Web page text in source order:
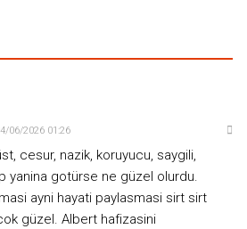
06/2026 01:26
cesur, nazik, koruyucu, saygili,
yanina gotürse ne güzel olurdu.
ayni hayati paylasmasi sirt sirt
güzel. Albert hafizasini